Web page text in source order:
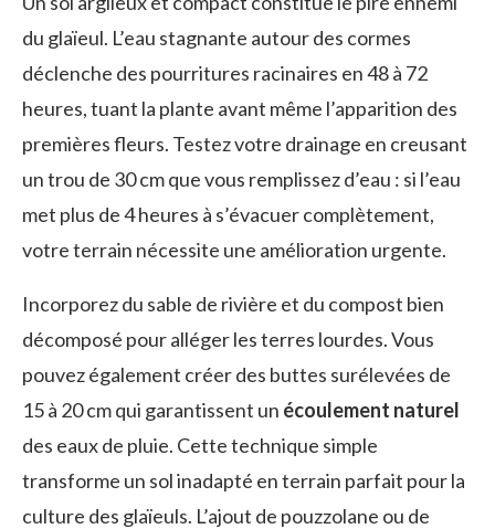
du glaïeul. L’eau stagnante autour des cormes
déclenche des pourritures racinaires en 48 à 72
heures, tuant la plante avant même l’apparition des
premières fleurs. Testez votre drainage en creusant
un trou de 30 cm que vous remplissez d’eau : si l’eau
met plus de 4 heures à s’évacuer complètement,
votre terrain nécessite une amélioration urgente.
Incorporez du sable de rivière et du compost bien
décomposé pour alléger les terres lourdes. Vous
pouvez également créer des buttes surélevées de
15 à 20 cm qui garantissent un écoulement naturel
des eaux de pluie. Cette technique simple
transforme un sol inadapté en terrain parfait pour la
culture des glaïeuls. L’ajout de pouzzolane ou de